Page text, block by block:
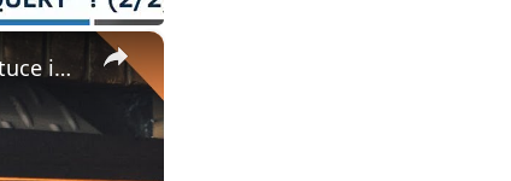
×
🧱Allumer un feu de cheminée en un clin d'œil : découvrez notre astuce infaillible !